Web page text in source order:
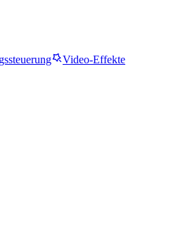
Video-Effekte